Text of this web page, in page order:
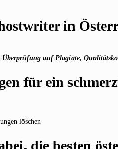
in
auf Plagiate,
für ein
löschen
die besten